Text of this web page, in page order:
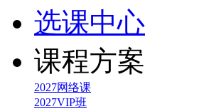
选课中心
课程方案
2027网络课
2027VIP班